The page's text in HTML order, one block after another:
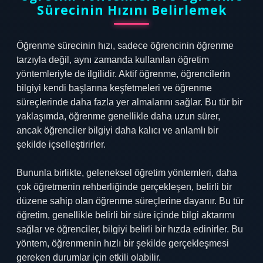
Sürecinin Hızını Belirlemek
Öğrenme sürecinin hızı, sadece öğrencinin öğrenme
tarzıyla değil, aynı zamanda kullanılan öğretim
yöntemleriyle de ilgilidir. Aktif öğrenme, öğrencilerin
bilgiyi kendi başlarına keşfetmeleri ve öğrenme
süreçlerinde daha fazla yer almalarını sağlar. Bu tür bir
yaklaşımda, öğrenme genellikle daha uzun sürer,
ancak öğrenciler bilgiyi daha kalıcı ve anlamlı bir
şekilde içselleştirirler.
Bununla birlikte, geleneksel öğretim yöntemleri, daha
çok öğretmenin rehberliğinde gerçekleşen, belirli bir
düzene sahip olan öğrenme süreçlerine dayanır. Bu tür
öğretim, genellikle belirli bir süre içinde bilgi aktarımı
sağlar ve öğrenciler, bilgiyi belirli bir hızda edinirler. Bu
yöntem, öğrenmenin hızlı bir şekilde gerçekleşmesi
gereken durumlar için etkili olabilir.